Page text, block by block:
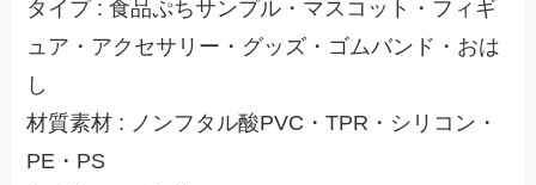
タイプ : 食品ぷちサンプル・マスコット・フィギ
ュア・アクセサリー・グッズ・ゴムバンド・おは
し
材質素材 : ノンフタル酸PVC・TPR・シリコン・
PE・PS